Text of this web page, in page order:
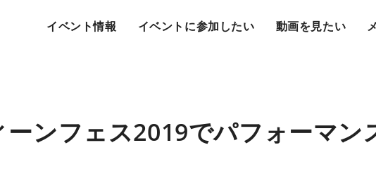
イベント情報 イベントに参加したい 動画を見たい
ーンフェス2019でパフォーマン